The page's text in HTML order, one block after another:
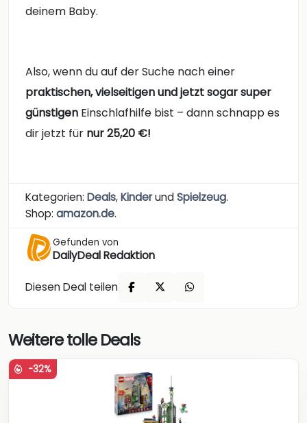
deinem Baby.
Also, wenn du auf der Suche nach einer
praktischen, vielseitigen und jetzt sogar super
günstigen Einschlafhilfe bist – dann schnapp es
dir jetzt für nur 25,20 €!
Kategorien: Deals,KinderundSpielzeug.
Shop: amazon.de.
Gefunden von
DailyDeal Redaktion
Diesen Deal teilen
Weitere tolle Deals
-32%